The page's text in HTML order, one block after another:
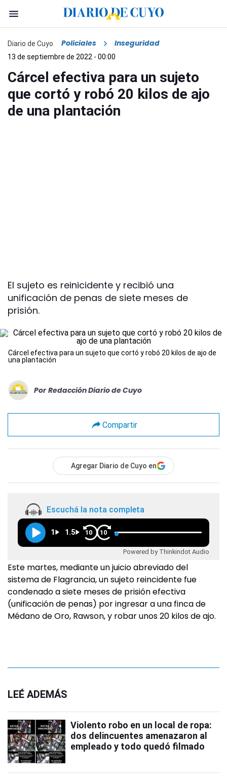
Diario de Cuyo Policiales Inseguridad
13 de septiembre de 2022 - 00:00
Cárcel efectiva para un sujeto
que cortó y robó 20 kilos de ajo
de una plantación
El sujeto es reinicidente y recibió una
unificación de penas de siete meses de
prisión.
Cárcel efectiva para un sujeto que cortó y robó 20 kilos de ajo de
una plantación
Por Redacción Diario de Cuyo
Compartir
Agregar Diario de Cuyo en
Escuchá la nota completa
1 1.5 10 10
Powered by Thinkindot Audio
Este martes, mediante un juicio abreviado del
sistema de Flagrancia, un sujeto reincidente fue
condenado a siete meses de prisión efectiva
(unificación de penas) por ingresar a una finca de
Médano de Oro, Rawson, y robar unos 20 kilos de ajo.
LEÉ ADEMÁS
Violento robo en un local de ropa:
dos delincuentes amenazaron al
empleado y todo quedó filmado